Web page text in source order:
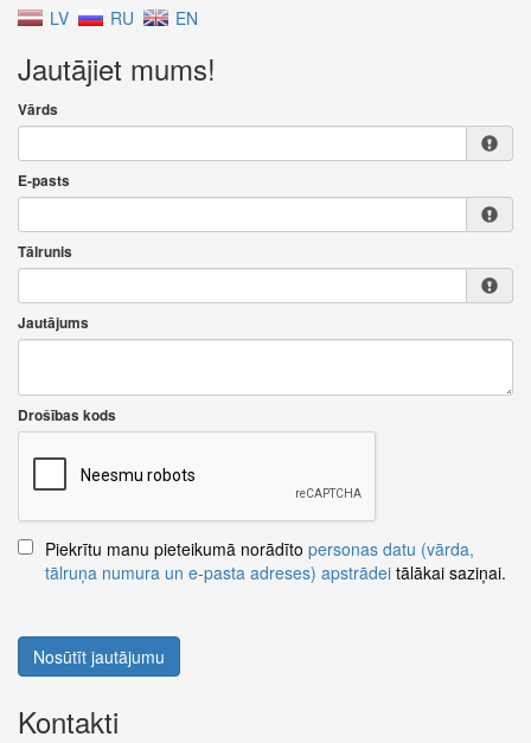
LV RU EN
Jautājiet mums!
Vārds
E-pasts
Tālrunis
Jautājums
Drošības kods
Piekrītu manu pieteikumā norādīto personas datu (vārda,
tālruņa numura un e-pasta adreses) apstrādei tālākai saziņai.
Nosūtīt jautājumu
Kontakti